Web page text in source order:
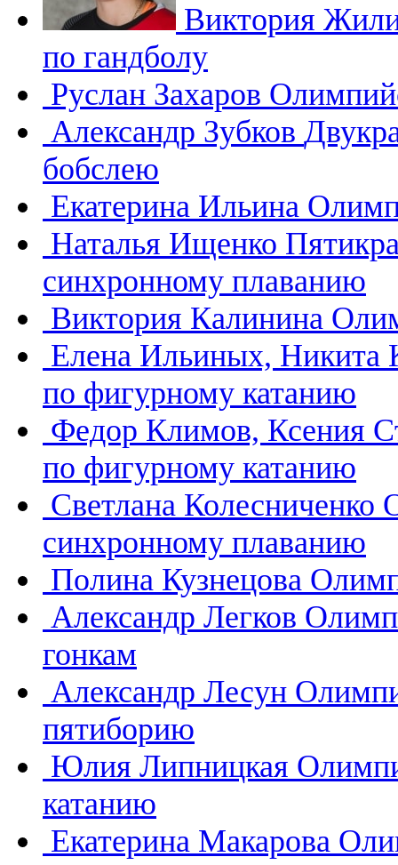
Виктория
по гандболу
Руслан Захаров
Александр Зубков
бобслею
Екатерина Ильина
Наталья Ищенко
синхронному плаванию
Виктория Калинина
Елена Ильиных, Никита
по фигурному катанию
Федор Климов, Ксения
по фигурному катанию
Светлана Колесниченко
синхронному плаванию
Полина Кузнецова
Александр Легков
гонкам
Александр Лесун
пятиборию
Юлия Липницкая
катанию
Екатерина Макарова